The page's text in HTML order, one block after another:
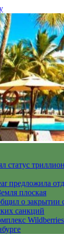
статус
предложила
плоская
о закрытии
санкций